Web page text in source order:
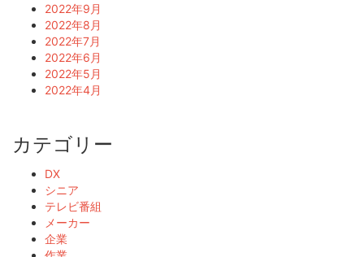
2022年9月
2022年8月
2022年7月
2022年6月
2022年5月
2022年4月
カテゴリー
DX
シニア
テレビ番組
メーカー
企業